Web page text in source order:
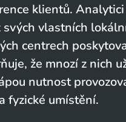
klientů.
vlastních
centrech
že mnozí z nich
nutnost
fyzické umístění.